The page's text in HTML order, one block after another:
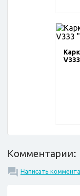
Комментарии:
Написать